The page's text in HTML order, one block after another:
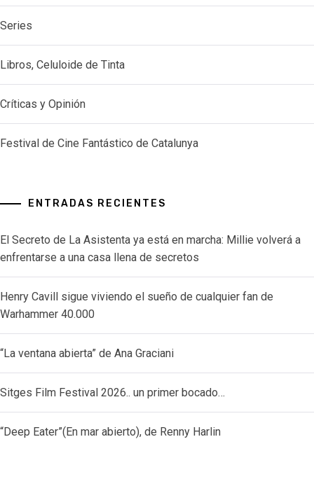
Series
Libros, Celuloide de Tinta
Críticas y Opinión
Festival de Cine Fantástico de Catalunya
ENTRADAS RECIENTES
El Secreto de La Asistenta ya está en marcha: Millie volverá a
enfrentarse a una casa llena de secretos
Henry Cavill sigue viviendo el sueño de cualquier fan de
Warhammer 40.000
“La ventana abierta” de Ana Graciani
Sitges Film Festival 2026.. un primer bocado…
“Deep Eater”(En mar abierto), de Renny Harlin